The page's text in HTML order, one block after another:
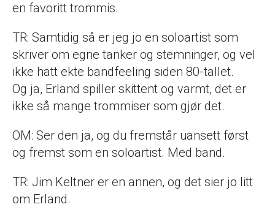
en favoritt trommis.
TR: Samtidig så er jeg jo en soloartist som
skriver om egne tanker og stemninger, og vel
ikke hatt ekte bandfeeling siden 80-tallet.
Og ja, Erland spiller skittent og varmt, det er
ikke så mange trommiser som gjør det.
OM: Ser den ja, og du fremstår uansett først
og fremst som en soloartist. Med band.
TR: Jim Keltner er en annen, og det sier jo litt
om Erland.